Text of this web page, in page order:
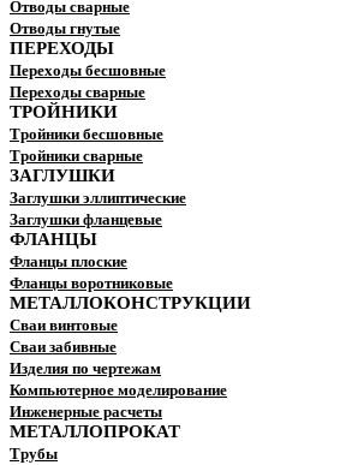
Отводы сварные
Отводы гнутые
ПЕРЕХОДЫ
Переходы бесшовные
Переходы сварные
ТРОЙНИКИ
Тройники бесшовные
Тройники сварные
ЗАГЛУШКИ
Заглушки эллиптические
Заглушки фланцевые
ФЛАНЦЫ
Фланцы плоские
Фланцы воротниковые
МЕТАЛЛОКОНСТРУКЦИИ
Сваи винтовые
Сваи забивные
Изделия по чертежам
Компьютерное моделирование
Инженерные расчеты
МЕТАЛЛОПРОКАТ
Трубы